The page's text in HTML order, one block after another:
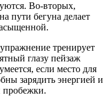
Во-вторых,
пути бегуна делает
тренирует
глазу пейзаж
если место для
зарядить энергией и
пробежки.